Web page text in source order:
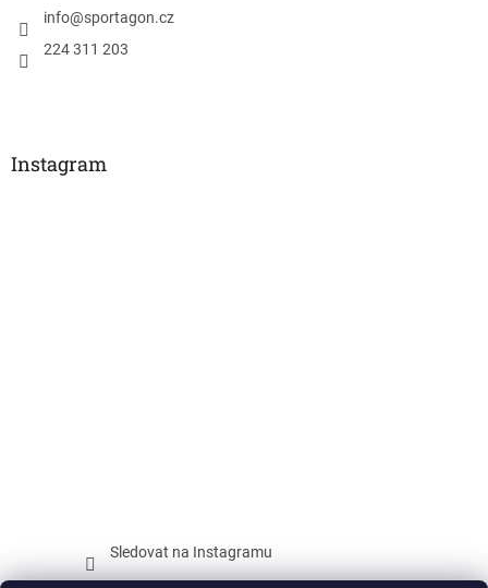
info@sportagon.cz
224 311 203
Instagram
Sledovat na Instagramu